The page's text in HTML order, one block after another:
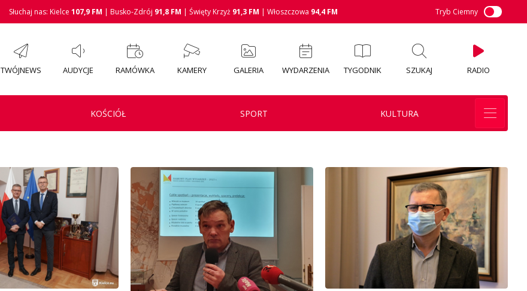
Słuchaj nas: Kielce 107,9 FM | Busko-Zdrój 91,8 FM | Święty Krzyż 91,3 FM | Włoszczowa 94,4 FM Tryb Ciemny
TWÓJNEWS AUDYCJE RAMÓWKA KAMERY GALERIA WYDARZENIA TYGODNIK SZUKAJ RADIO
KOŚCIÓŁ SPORT KULTURA